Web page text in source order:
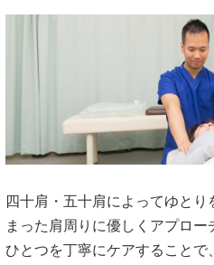
四十肩・五十肩によってゆと
まった肩周りに優しくアプロ
ひとつを丁寧にケアすること